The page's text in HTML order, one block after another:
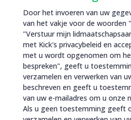
Door het invoeren van uw
van het vakje voor de woorden
"Verstuur mijn
met Kick's privacybeleid en
met u wordt opgenomen om
bespreken", geeft u
verzamelen en verwerken van
beschreven en geeft u
van uw e-mailadres om u onze
Als u geen toestemming geeft